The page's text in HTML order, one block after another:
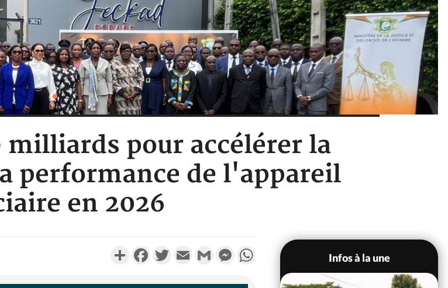
milliards pour accélérer la
performance de l'appareil
en 2026
PartagerFacebookTwitterEmail Gmail MessengerWhatsApp
Infos à la une